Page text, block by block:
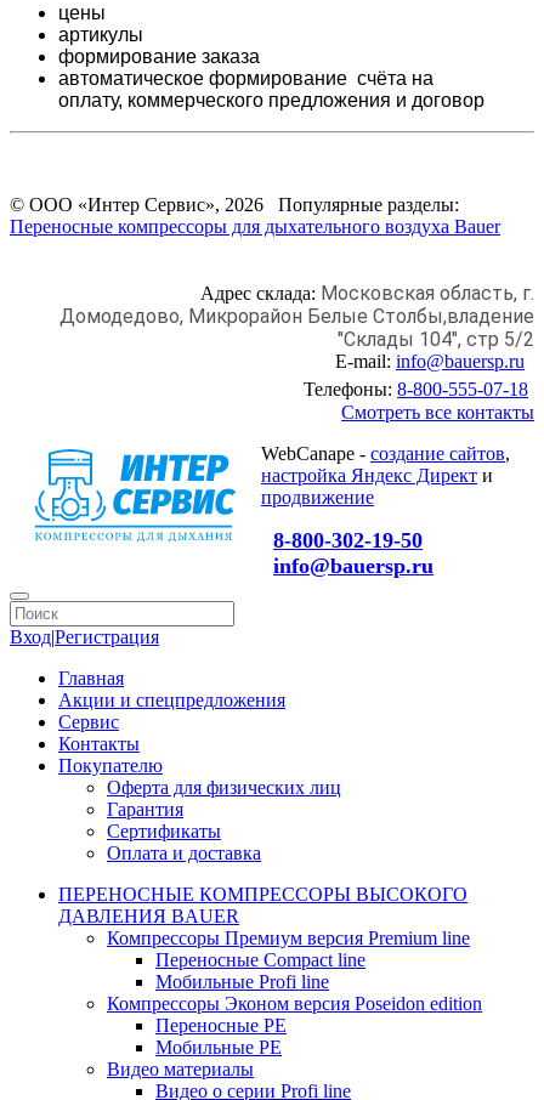
цены
артикулы
формирование заказа
автоматическое формирование счёта на
оплату, коммерческого предложения и договор
© ООО «Интер Сервис», 2026 Популярные разделы:
Переносные компрессоры для дыхательного воздуха Bauer
Адрес склада: Московская область, г.
Домодедово, Микрорайон Белые Столбы,владение
"Склады 104", стр 5/2
E-mail: info@bauersp.ru
Телефоны: 8-800-555-07-18
Смотреть все контакты
WebCanape - создание сайтов,
настройка Яндекс Директ и
продвижение
8-800-302-19-50
info@bauersp.ru
Вход|Регистрация
Главная
Акции и спецпредложения
Сервис
Контакты
Покупателю
Оферта для физических лиц
Гарантия
Сертификаты
Оплата и доставка
ПЕРЕНОСНЫЕ КОМПРЕССОРЫ ВЫСОКОГО
ДАВЛЕНИЯ BAUER
Компрессоры Премиум версия Premium line
Переносные Compact line
Мобильные Profi line
Компрессоры Эконом версия Poseidon edition
Переносные PE
Мобильные PE
Видео материалы
Видео о серии Profi line